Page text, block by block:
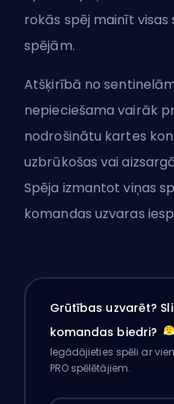
rokās spēj mainīt
spējām.
Atšķirībā no
nepieciešama vairāk
nodrošinātu kartes
uzbrūkošas vai
Spēja izmantot viņas
komandas uzvaras
Grūtības uzvarēt?
komandas biedri?
Iegādājieties spēli ar
PRO spēlētājiem.